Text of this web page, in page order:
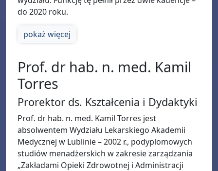
do 2020 roku.
pokaż więcej
Prof. dr hab. n. med. Kamil
Torres
Prorektor ds. Kształcenia i Dydaktyki
Prof. dr hab. n. med. Kamil Torres jest
absolwentem Wydziału Lekarskiego Akademii
Medycznej w Lublinie – 2002 r., podyplomowych
studiów menadżerskich w zakresie zarządzania
„Zakładami Opieki Zdrowotnej i Administracji